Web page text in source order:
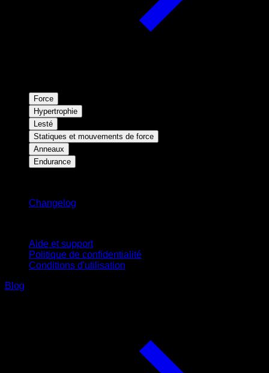
Force
Hypertrophie
Lesté
Statiques et mouvements de force
Anneaux
Endurance
Changelog
Aide et support
Politique de confidentialité
Conditions d'utilisation
Blog